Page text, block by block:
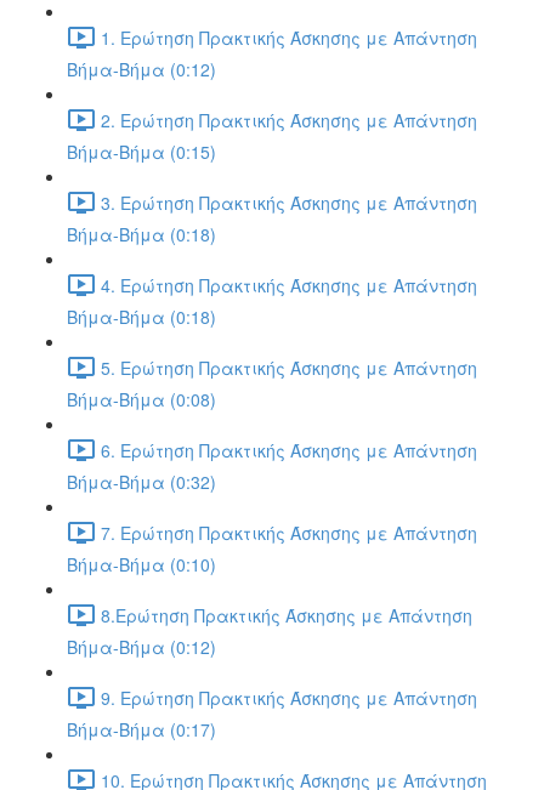
1. Ερώτηση Πρακτικής Άσκησης με Απάντηση
Βήμα-Βήμα (0:12)
2. Ερώτηση Πρακτικής Άσκησης με Απάντηση
Βήμα-Βήμα (0:15)
3. Ερώτηση Πρακτικής Άσκησης με Απάντηση
Βήμα-Βήμα (0:18)
4. Ερώτηση Πρακτικής Άσκησης με Απάντηση
Βήμα-Βήμα (0:18)
5. Ερώτηση Πρακτικής Άσκησης με Απάντηση
Βήμα-Βήμα (0:08)
6. Ερώτηση Πρακτικής Άσκησης με Απάντηση
Βήμα-Βήμα (0:32)
7. Ερώτηση Πρακτικής Άσκησης με Απάντηση
Βήμα-Βήμα (0:10)
8.Ερώτηση Πρακτικής Άσκησης με Απάντηση
Βήμα-Βήμα (0:12)
9. Ερώτηση Πρακτικής Άσκησης με Απάντηση
Βήμα-Βήμα (0:17)
10. Ερώτηση Πρακτικής Άσκησης με Απάντηση